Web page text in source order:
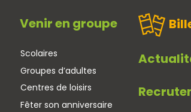
Venir en groupe
Scolaires
Groupes d’adultes
Centres de loisirs
Fêter son anniversaire